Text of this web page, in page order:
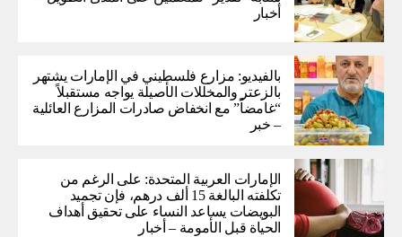
أخبار
بالفيديو: مزارع فلسطيني في الإمارات يشتهر
بالزعتر والمخللات الأصيلة يواجه مستقبلاً
“غامضاً” ​​مع انخفاض صادرات المزارع العائلية
– خبر
الإمارات العربية المتحدة: على الرغم من
تكلفته البالغة 15 ألف درهم، فإن تجميد
البويضات يساعد النساء على تحقيق أهداف
الحياة قبل الأمومة – أخبار